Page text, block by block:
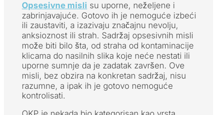
Opsesivne misli su uporne, neželjene i
zabrinjavajuće. Gotovo ih je nemoguće izbeći
ili zaustaviti, a izazivaju značajnu nevolju,
anksioznost ili strah. Sadržaj opsesivnih misli
može biti bilo šta, od straha od kontaminacije
klicama do nasilnih slika koje neće nestati ili
uporne sumnje da je zadatak završen. Ove
misli, bez obzira na konkretan sadržaj, nisu
razumne, a ipak ih je gotovo nemoguće
kontrolisati.